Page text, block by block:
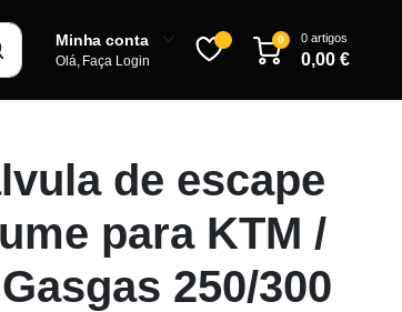
Minha conta
Olá, Faça Login
0 0 artigos
0,00€
de escape
para KTM /
250/300